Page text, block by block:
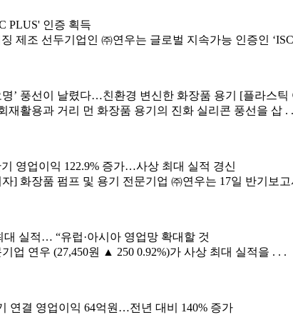
PLUS' 인증 획득
제조 선두기업인 ㈜연우는 글로벌 지속가능 인증인
명’ 풍선이 날렸다…친환경 변신한 화장품 용기 [플라스틱
재활용과 거리 먼 화장품 용기의 진화 실리콘 풍선을 삽 .
영업이익 122.9% 증가…사상 최대 실적 경신
] 화장품 펌프 및 용기 전문기업 ㈜연우는 17일 반기보고
대 실적… “유럽·아시아 영업망 확대할 것
업 연우 (27,450원 ▲ 250 0.92%)가 사상 최대 실적을 . . .
연결 영업이익 64억원…전년 대비 140% 증가